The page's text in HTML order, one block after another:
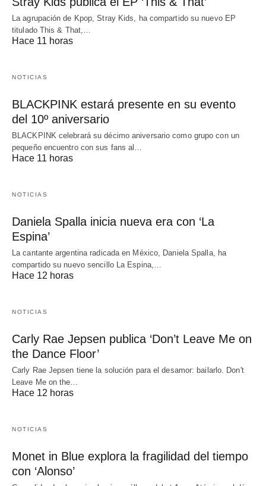
La agrupación de Kpop, Stray Kids, ha compartido su nuevo EP
titulado This & That,…
Hace 11 horas
NOTICIAS
BLACKPINK estará presente en su evento
del 10º aniversario
BLACKPINK celebrará su décimo aniversario como grupo con un
pequeño encuentro con sus fans al…
Hace 11 horas
NOTICIAS
Daniela Spalla inicia nueva era con ‘La
Espina’
La cantante argentina radicada en México, Daniela Spalla, ha
compartido su nuevo sencillo La Espina,…
Hace 12 horas
NOTICIAS
Carly Rae Jepsen publica ‘Don’t Leave Me on
the Dance Floor’
Carly Rae Jepsen tiene la solución para el desamor: bailarlo. Don't
Leave Me on the…
Hace 12 horas
NOTICIAS
Monet in Blue explora la fragilidad del tiempo
con ‘Alonso’